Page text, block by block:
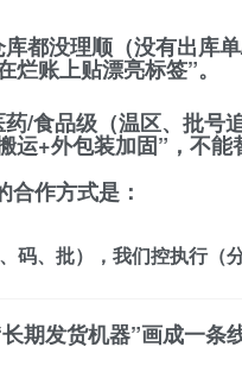
都没理顺 （没有出库
烂账上贴漂亮标签”。
/食品级 （温区、批
运+外包装加固”，不
合作方式是：
码、批），我们控执行（
期发货机器”画成一条